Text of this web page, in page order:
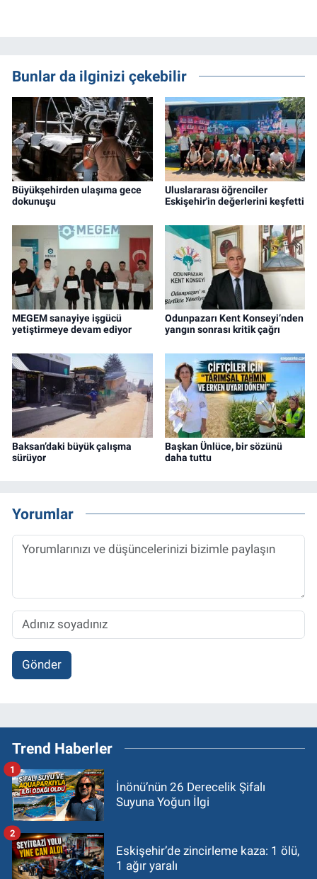
Bunlar da ilginizi çekebilir
Büyükşehirden ulaşıma gece
dokunuşu
Uluslararası öğrenciler
Eskişehir'in değerlerini keşfetti
MEGEM sanayiye işgücü
yetiştirmeye devam ediyor
Odunpazarı Kent Konseyi’nden
yangın sonrası kritik çağrı
Baksan’daki büyük çalışma
sürüyor
Başkan Ünlüce, bir sözünü
daha tuttu
Yorumlar
Gönder
Trend Haberler
İnönü’nün 26 Derecelik Şifalı
Suyuna Yoğun İlgi
1
Eskişehir’de zincirleme kaza: 1 ölü,
1 ağır yaralı
2